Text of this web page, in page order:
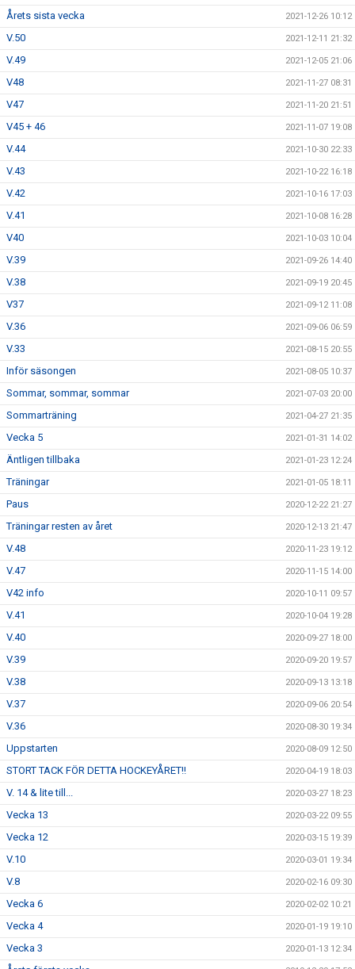
Årets sista vecka 2021-12-26 10:12
V.50 2021-12-11 21:32
V.49 2021-12-05 21:06
V48 2021-11-27 08:31
V47 2021-11-20 21:51
V45 + 46 2021-11-07 19:08
V.44 2021-10-30 22:33
V.43 2021-10-22 16:18
V.42 2021-10-16 17:03
V.41 2021-10-08 16:28
V40 2021-10-03 10:04
V.39 2021-09-26 14:40
V.38 2021-09-19 20:45
V37 2021-09-12 11:08
V.36 2021-09-06 06:59
V.33 2021-08-15 20:55
Inför säsongen 2021-08-05 10:37
Sommar, sommar, sommar 2021-07-03 20:00
Sommarträning 2021-04-27 21:35
Vecka 5 2021-01-31 14:02
Äntligen tillbaka 2021-01-23 12:24
Träningar 2021-01-05 18:11
Paus 2020-12-22 21:27
Träningar resten av året 2020-12-13 21:47
V.48 2020-11-23 19:12
V.47 2020-11-15 14:00
V42 info 2020-10-11 09:57
V.41 2020-10-04 19:28
V.40 2020-09-27 18:00
V.39 2020-09-20 19:57
V.38 2020-09-13 13:18
V.37 2020-09-06 20:54
V.36 2020-08-30 19:34
Uppstarten 2020-08-09 12:50
STORT TACK FÖR DETTA HOCKEYÅRET!! 2020-04-19 18:03
V. 14 & lite till... 2020-03-27 18:23
Vecka 13 2020-03-22 09:55
Vecka 12 2020-03-15 19:39
V.10 2020-03-01 19:34
V.8 2020-02-16 09:30
Vecka 6 2020-02-02 10:21
Vecka 4 2020-01-19 19:10
Vecka 3 2020-01-13 12:34